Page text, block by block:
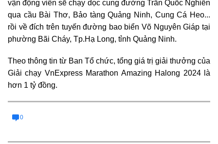
vận động viên sẽ chạy dọc cung đường Trần Quốc Nghiễn
qua cầu Bài Thơ, Bảo tàng Quảng Ninh, Cung Cá Heo...
rồi về đích trên tuyến đường bao biển Võ Nguyên Giáp tại
phường Bãi Cháy, Tp.Hạ Long, tỉnh Quảng Ninh.
Theo thông tin từ Ban Tổ chức, tổng giá trị giải thưởng của
Giải chạy VnExpress Marathon Amazing Halong 2024 là
hơn 1 tỷ đồng.
0